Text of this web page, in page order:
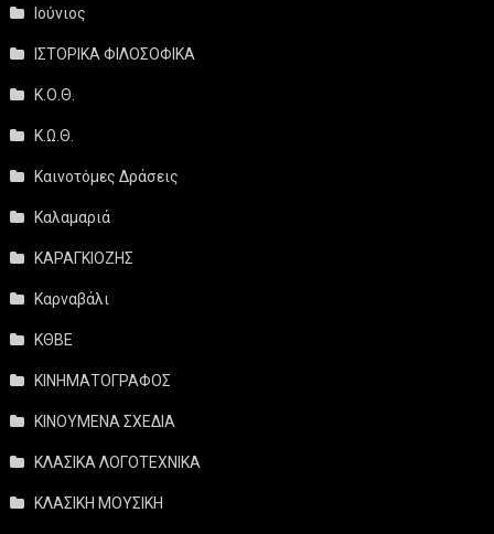
Ιούνιος
ΙΣΤΟΡΙΚΑ ΦΙΛΟΣΟΦΙΚΑ
Κ.Ο.Θ.
Κ.Ω.Θ.
Καινοτόμες Δράσεις
Καλαμαριά
ΚΑΡΑΓΚΙΟΖΗΣ
Καρναβάλι
ΚΘΒΕ
ΚΙΝΗΜΑΤΟΓΡΑΦΟΣ
ΚΙΝΟΥΜΕΝΑ ΣΧΕΔΙΑ
ΚΛΑΣΙΚΑ ΛΟΓΟΤΕΧΝΙΚΑ
ΚΛΑΣΙΚΗ ΜΟΥΣΙΚΗ